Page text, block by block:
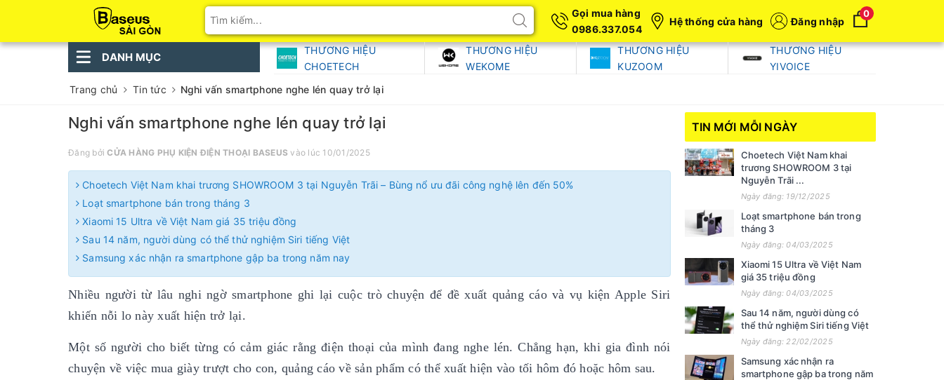
Gọi mua hàng
0986.337.054
Hệ thống cửa hàng Đăng nhập
0
DANH MỤC
THƯƠNG HIỆU
CHOETECH
THƯƠNG HIỆU
WEKOME
THƯƠNG HIỆU
KUZOOM
THƯƠNG HIỆU
YIVOICE
Trang chủ
Tin tức Nghi vấn smartphone nghe lén quay trở lại
Nghi vấn smartphone nghe lén quay trở lại
Đăng bởiCỬA HÀNG PHỤ KIỆN ĐIỆN THOẠI BASEUS vào lúc 10/01/2025
Choetech Việt Nam khai trương SHOWROOM 3 tại Nguyễn Trãi – Bùng nổ ưu đãi công nghệ lên đến 50%
Loạt smartphone bán trong tháng 3
Xiaomi 15 Ultra về Việt Nam giá 35 triệu đồng
Sau 14 năm, người dùng có thể thử nghiệm Siri tiếng Việt
Samsung xác nhận ra smartphone gập ba trong năm nay
Nhiều người từ lâu nghi ngờ smartphone ghi lại cuộc trò chuyện để đề xuất quảng cáo và vụ kiện Apple Siri
khiến nỗi lo này xuất hiện trở lại.
Một số người cho biết từng có cảm giác rằng điện thoại của mình đang nghe lén. Chẳng hạn, khi gia đình nói
chuyện về việc mua giày trượt cho con, quảng cáo về sản phẩm có thể xuất hiện vào tối hôm đó hoặc hôm sau.
TIN MỚI MỖI NGÀY
Choetech Việt Nam khai
trương SHOWROOM 3 tại
Nguyễn Trãi ...
Ngày đăng: 19/12/2025
Loạt smartphone bán trong
tháng 3
Ngày đăng: 04/03/2025
Xiaomi 15 Ultra về Việt Nam
giá 35 triệu đồng
Ngày đăng: 04/03/2025
Sau 14 năm, người dùng có
thể thử nghiệm Siri tiếng Việt
Ngày đăng: 22/02/2025
Samsung xác nhận ra
smartphone gập ba trong năm